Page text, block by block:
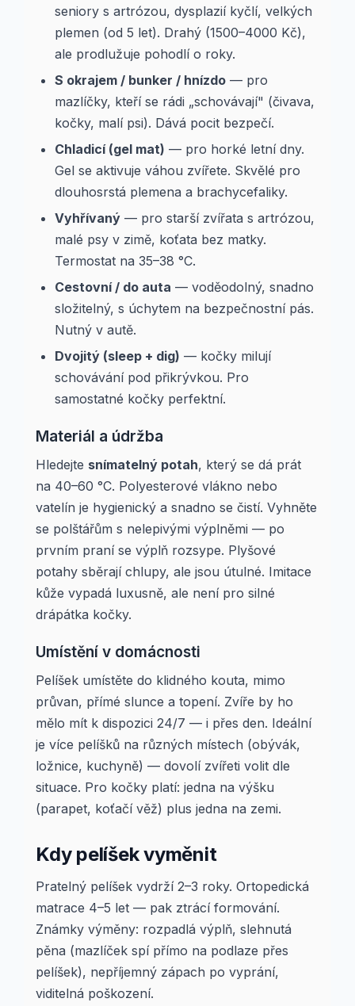
seniory s artrózou, dysplazií kyčlí, velkých
plemen (od 5 let). Drahý (1500–4000 Kč),
ale prodlužuje pohodlí o roky.
S okrajem / bunker / hnízdo — pro
mazlíčky, kteří se rádi „schovávají" (čivava,
kočky, malí psi). Dává pocit bezpečí.
Chladicí (gel mat) — pro horké letní dny.
Gel se aktivuje váhou zvířete. Skvělé pro
dlouhosrstá plemena a brachycefaliky.
Vyhřívaný — pro starší zvířata s artrózou,
malé psy v zimě, koťata bez matky.
Termostat na 35–38 °C.
Cestovní / do auta — voděodolný, snadno
složitelný, s úchytem na bezpečnostní pás.
Nutný v autě.
Dvojitý (sleep + dig) — kočky milují
schovávání pod přikrývkou. Pro
samostatné kočky perfektní.
Materiál a údržba
Hledejte snímatelný potah, který se dá prát
na 40–60 °C. Polyesterové vlákno nebo
vatelín je hygienický a snadno se čistí. Vyhněte
se polštářům s nelepivými výplněmi — po
prvním praní se výplň rozsype. Plyšové
potahy sběrají chlupy, ale jsou útulné. Imitace
kůže vypadá luxusně, ale není pro silné
drápátka kočky.
Umístění v domácnosti
Pelíšek umístěte do klidného kouta, mimo
průvan, přímé slunce a topení. Zvíře by ho
mělo mít k dispozici 24/7 — i přes den. Ideální
je více pelíšků na různých místech (obývák,
ložnice, kuchyně) — dovolí zvířeti volit dle
situace. Pro kočky platí: jedna na výšku
(parapet, koťačí věž) plus jedna na zemi.
Kdy pelíšek vyměnit
Pratelný pelíšek vydrží 2–3 roky. Ortopedická
matrace 4–5 let — pak ztrácí formování.
Známky výměny: rozpadlá výplň, slehnutá
pěna (mazlíček spí přímo na podlaze přes
pelíšek), nepříjemný zápach po vyprání,
viditelná poškození.